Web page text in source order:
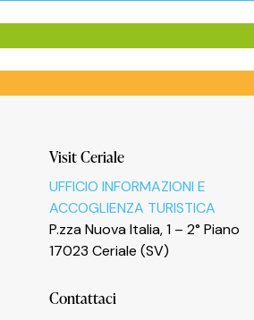
Visit Ceriale
UFFICIO INFORMAZIONI E
ACCOGLIENZA TURISTICA
P.zza Nuova Italia, 1 – 2° Piano
17023 Ceriale (SV)
Contattaci